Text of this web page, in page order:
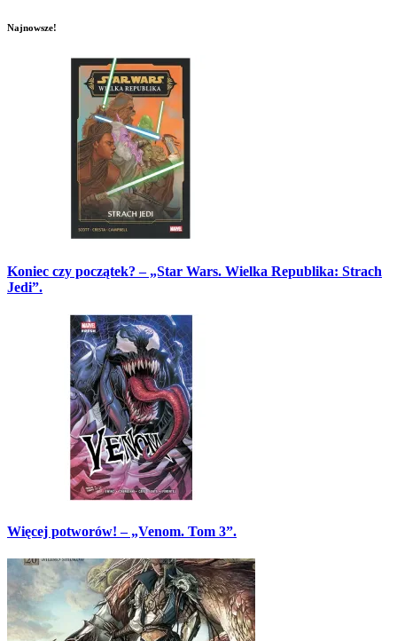
Najnowsze!
Koniec czy początek? – „Star Wars. Wielka Republika: Strach
Jedi”.
Więcej potworów! – „Venom. Tom 3”.